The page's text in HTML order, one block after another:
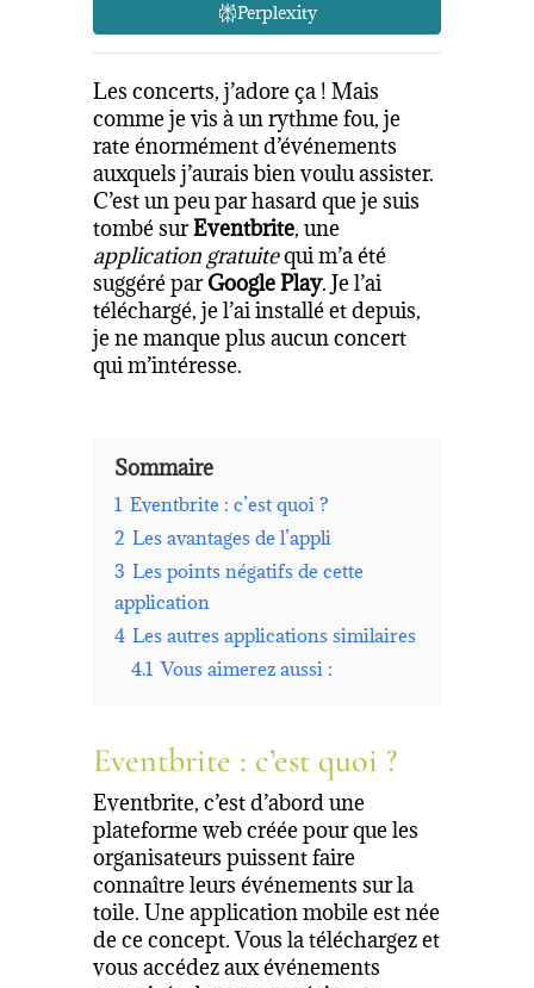
Perplexity
Les concerts, j’adore ça ! Mais
comme je vis à un rythme fou, je
rate énormément d’événements
auxquels j’aurais bien voulu assister.
C’est un peu par hasard que je suis
tombé surEventbrite, une
application gratuitequi m’a été
suggéré parGoogle Play. Je l’ai
téléchargé, je l’ai installé et depuis,
je ne manque plus aucun concert
qui m’intéresse.
Sommaire
1 Eventbrite : c’est quoi ?
2 Les avantages de l’appli
3 Les points négatifs de cette
application
4 Les autres applications similaires
4.1 Vous aimerez aussi :
Eventbrite : c’est quoi ?
Eventbrite, c’est d’abord une
plateforme web créée pour que les
organisateurs puissent faire
connaître leurs événements sur la
toile. Une application mobile est née
de ce concept. Vous la téléchargez et
vous accédez aux événements